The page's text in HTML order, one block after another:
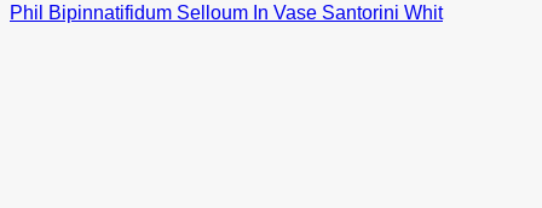
Phil Bipinnatifidum Selloum In Vase Santorini Whit